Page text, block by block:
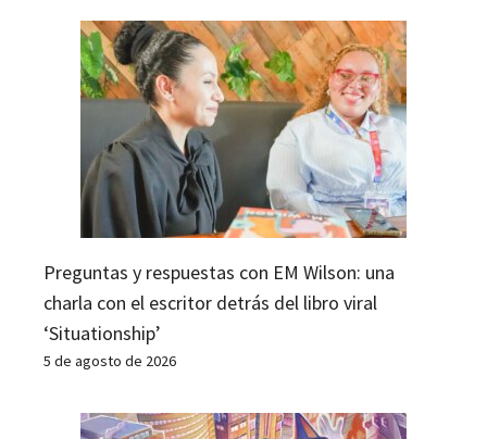
Preguntas y respuestas con EM Wilson: una
charla con el escritor detrás del libro viral
‘Situationship’
5 de agosto de 2026